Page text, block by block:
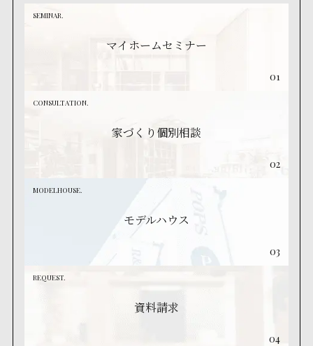
SEMINAR.
マイホームセミナー
01
CONSULTATION.
家づくり個別相談
02
MODELHOUSE.
モデルハウス
03
REQUEST.
資料請求
04